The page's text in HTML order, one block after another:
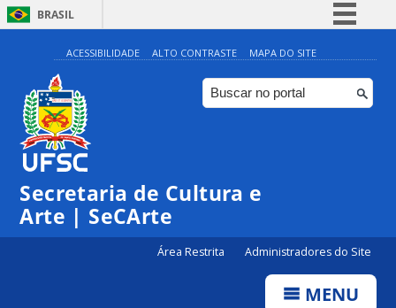
BRASIL
Simplifique!
Comunica BR
Participe
ACESSIBILIDADE ALTO CONTRASTE MAPA DO SITE
Secretaria de Cultura e
Arte | SeCArte
Área Restrita Administradores do Site
MENU